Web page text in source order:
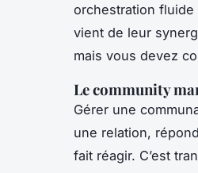
orchestration
vient de leur
mais vous devez
Le community
Gérer une
une relation,
fait réagir. C’est